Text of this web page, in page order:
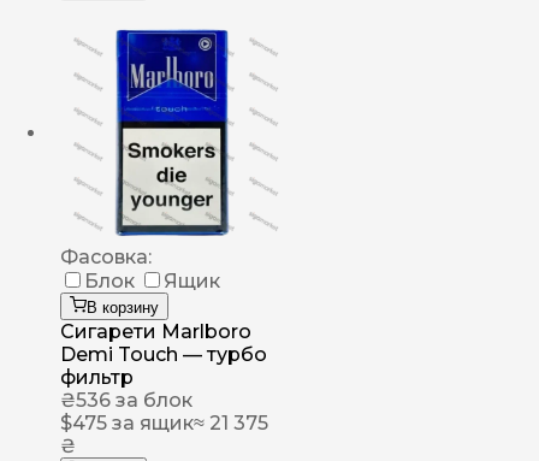
Фасовка:
Блок
Ящик
В корзину
Сигарети Marlboro
Demi Touch — турбо
фильтр
₴536 за блок
$475 за ящик≈ 21 375
₴